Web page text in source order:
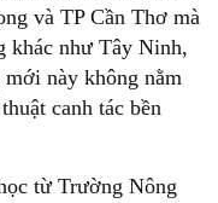
và TP Cần Thơ mà
khác như Tây Ninh,
này không nằm
canh tác bền
từ Trường Nông